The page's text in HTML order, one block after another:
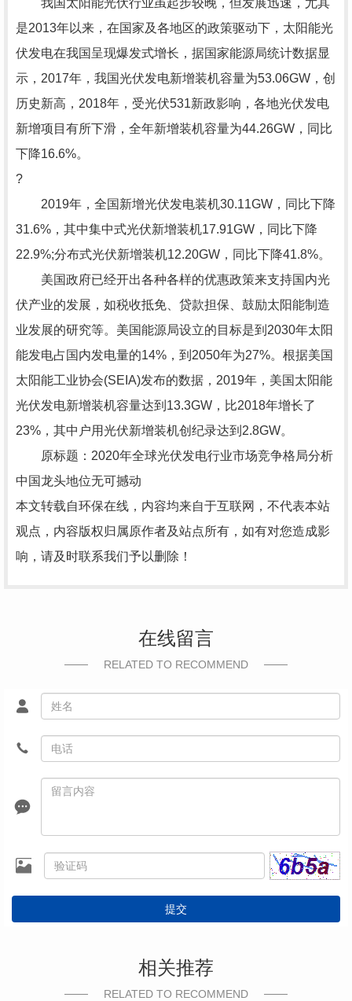
我国太阳能光伏行业虽起步较晚，但发展迅速，尤其
是2013年以来，在国家及各地区的政策驱动下，太阳能光
伏发电在我国呈现爆发式增长，据国家能源局统计数据显
示，2017年，我国光伏发电新增装机容量为53.06GW，创
历史新高，2018年，受光伏531新政影响，各地光伏发电
新增项目有所下滑，全年新增装机容量为44.26GW，同比
下降16.6%。
?
2019年，全国新增光伏发电装机30.11GW，同比下降
31.6%，其中集中式光伏新增装机17.91GW，同比下降
22.9%;分布式光伏新增装机12.20GW，同比下降41.8%。
美国政府已经开出各种各样的优惠政策来支持国内光
伏产业的发展，如税收抵免、贷款担保、鼓励太阳能制造
业发展的研究等。美国能源局设立的目标是到2030年太阳
能发电占国内发电量的14%，到2050年为27%。根据美国
太阳能工业协会(SEIA)发布的数据，2019年，美国太阳能
光伏发电新增装机容量达到13.3GW，比2018年增长了
23%，其中户用光伏新增装机创纪录达到2.8GW。
原标题：2020年全球光伏发电行业市场竞争格局分析
中国龙头地位无可撼动
本文转载自环保在线，内容均来自于互联网，不代表本站
观点，内容版权归属原作者及站点所有，如有对您造成影
响，请及时联系我们予以删除！
在线留言
RELATED TO RECOMMEND
提交
相关推荐
RELATED TO RECOMMEND